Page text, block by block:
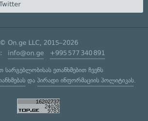
© On.ge LLC, 2015–2026
info@on.ge +995 577 340 891
სარგებლობისას ეთანხმებით ჩვენს
და პირადი ინფორმაციის პოლიტიკას.